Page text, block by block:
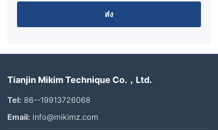
ส่ง
Tianjin Mikim Technique Co.，Ltd.
Tel: 86--19913726068
Email: info@mikimz.com